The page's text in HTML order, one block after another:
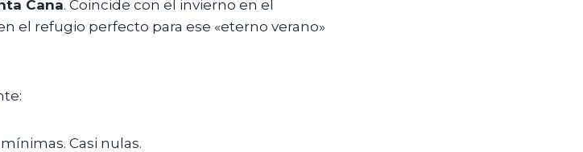
Cana. Coincide con el invierno en el
el refugio perfecto para ese «eterno verano»
Casi nulas.